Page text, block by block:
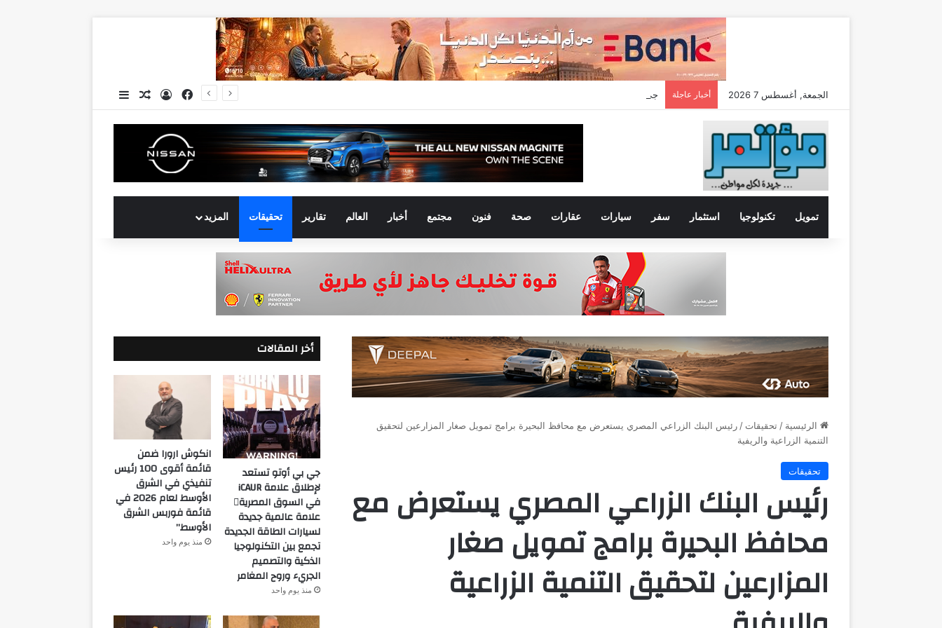
الجمعة, أغسطس 7 2026 أخبار عاجلة فيسبوكتسجيل الدخول
مقال عشوائي
إضافة عمود جانبي
تمويل تكنولوجيا استثمار سفر سيارات عقارات صحة فنون مجتمع أخبار العالم تقارير تحقيقات المزيد
الرئيسية / تحقيقات / رئيس البنك الزراعي المصري يستعرض مع محافظ البحيرة برامج تمويل صغار المزارعين لتحقيق
التنمية الزراعية والريفية
تحقيقات
رئيس البنك الزراعي المصري يستعرض مع
محافظ البحيرة برامج تمويل صغار
المزارعين لتحقيق التنمية الزراعية
أخر المقالات
جي بي أوتو تستعد
لإطلاق علامة iCAUR
في السوق المصرية
علامة عالمية جديدة
لسيارات الطاقة الجديدة
تجمع بين التكنولوجيا
الذكية والتصميم
الجريء وروح المغامر
منذ يوم واحد
انكوش ارورا ضمن
قائمة أقوى 100 رئيس
تنفيذي في الشرق
الأوسط لعام 2026 في
قائمة فوربس الشرق
الأوسط”
منذ يوم واحد